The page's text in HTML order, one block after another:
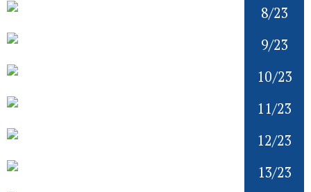
8/23
9/23
10/23
11/23
12/23
13/23